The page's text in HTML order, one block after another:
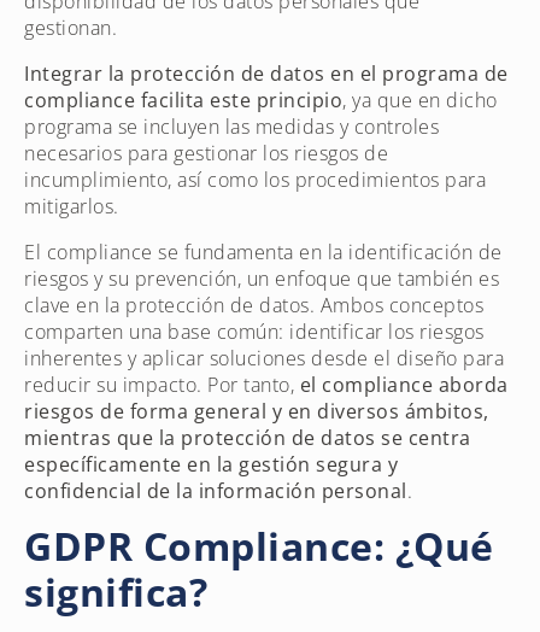
gestionan.
Integrar la protección de datos en el programa de
compliance facilita este principio, ya que en dicho
programa se incluyen las medidas y controles
necesarios para gestionar los riesgos de
incumplimiento, así como los procedimientos para
mitigarlos.
El compliance se fundamenta en la identificación de
riesgos y su prevención, un enfoque que también es
clave en la protección de datos. Ambos conceptos
comparten una base común: identificar los riesgos
inherentes y aplicar soluciones desde el diseño para
reducir su impacto. Por tanto, el compliance aborda
riesgos de forma general y en diversos ámbitos,
mientras que la protección de datos se centra
específicamente en la gestión segura y
confidencial de la información personal.
GDPR Compliance: ¿Qué
significa?